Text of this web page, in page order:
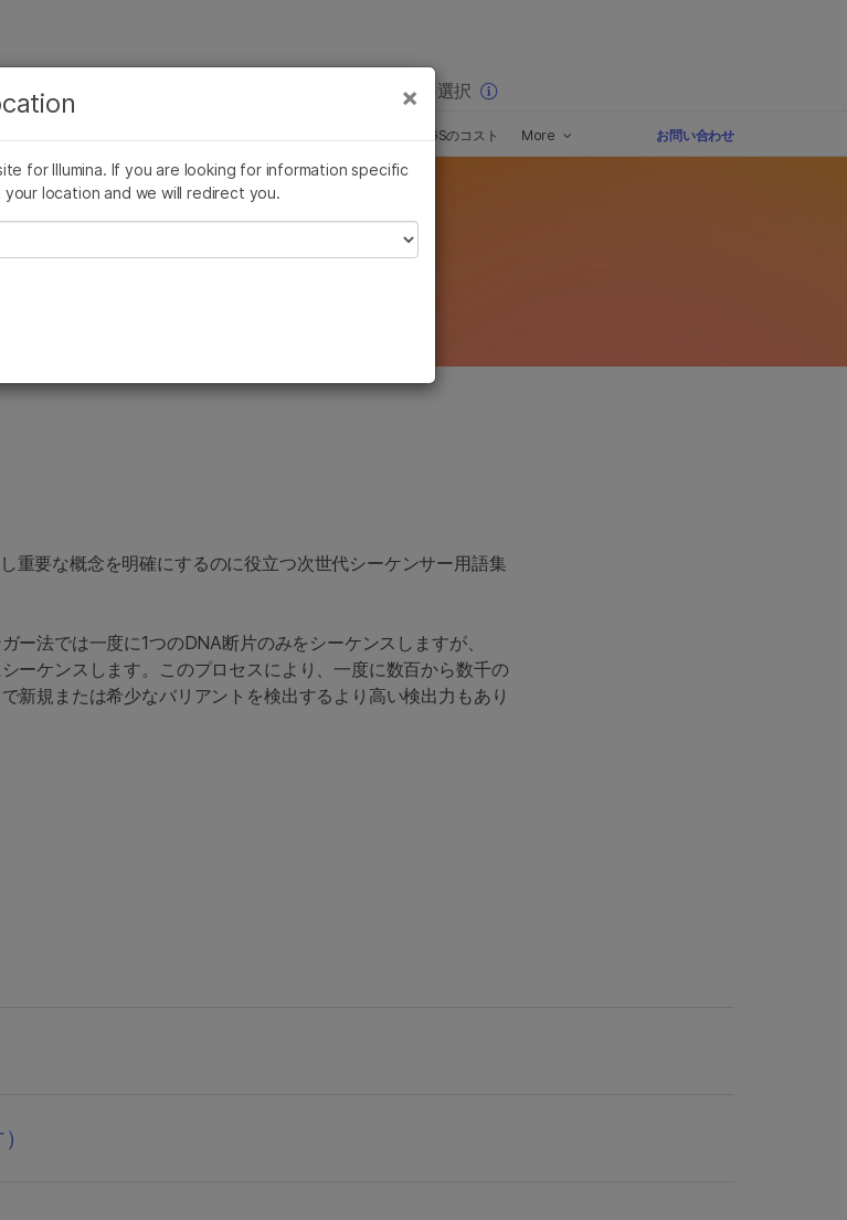
情報 お気に入りの分野を選択
NGSのコスト More お問い合わせ
重要な概念を明確にするのに役立つ次世代シーケンサー用語集
法では一度に1つのDNA断片のみをシーケンスしますが、
ーケンスします。このプロセスにより、一度に数百から数千の
新規または希少なバリアントを検出するより高い検出力もあり
×
for Illumina. If you are looking for information specific
location and we will redirect you.
を選択すると、関連性の高いコンテン
されます:
×
臨床オンコロジー
生殖医学
遺伝性および希少疾患研究